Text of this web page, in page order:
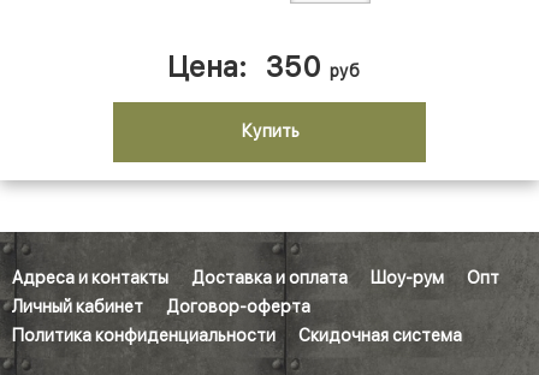
Цена: 350 руб
Купить
Адреса и контакты Доставка и оплата Шоу-рум
Опт
Личный кабинет
Договор-оферта
Политика конфиденциальности
Скидочная система